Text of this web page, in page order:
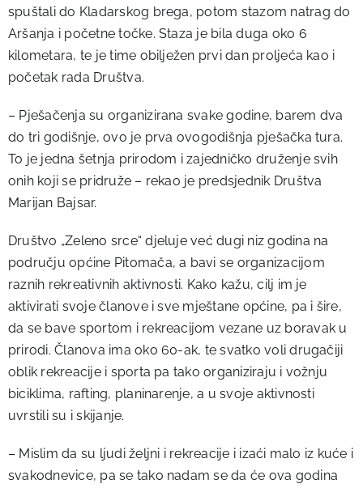
spuštali do Kladarskog brega, potom stazom natrag do
Aršanja i početne točke. Staza je bila duga oko 6
kilometara, te je time obilježen prvi dan proljeća kao i
početak rada Društva.
– Pješačenja su organizirana svake godine, barem dva
do tri godišnje, ovo je prva ovogodišnja pješačka tura.
To je jedna šetnja prirodom i zajedničko druženje svih
onih koji se pridruže – rekao je predsjednik Društva
Marijan Bajsar.
Društvo „Zeleno srce“ djeluje već dugi niz godina na
području općine Pitomača, a bavi se organizacijom
raznih rekreativnih aktivnosti. Kako kažu, cilj im je
aktivirati svoje članove i sve mještane općine, pa i šire,
da se bave sportom i rekreacijom vezane uz boravak u
prirodi. Članova ima oko 60-ak, te svatko voli drugačiji
oblik rekreacije i sporta pa tako organiziraju i vožnju
biciklima, rafting, planinarenje, a u svoje aktivnosti
uvrstili su i skijanje.
– Mislim da su ljudi željni i rekreacije i izaći malo iz kuće i
svakodnevice, pa se tako nadam se da će ova godina